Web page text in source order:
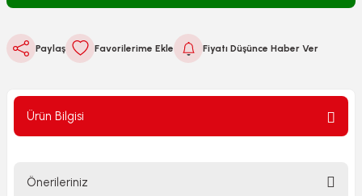
Paylaş Fiyatı Düşünce Haber Ver
Ürün Bilgisi
Önerileriniz